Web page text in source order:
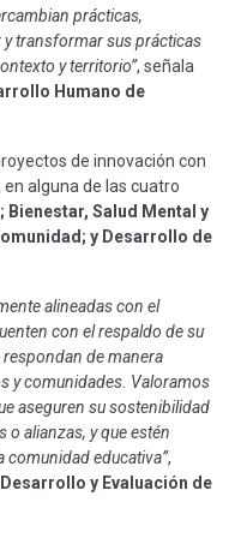
prácticas,
transformar sus prácticas
y territorio”, señala
Humano de
de innovación con
alguna de las cuatro
Salud Mental y
y Desarrollo de
alineadas con el
con el respaldo de su
de manera
y comunidades. Valoramos
aseguren su sostenibilidad
o alianzas, y que estén
comunidad educativa”,
y Evaluación de